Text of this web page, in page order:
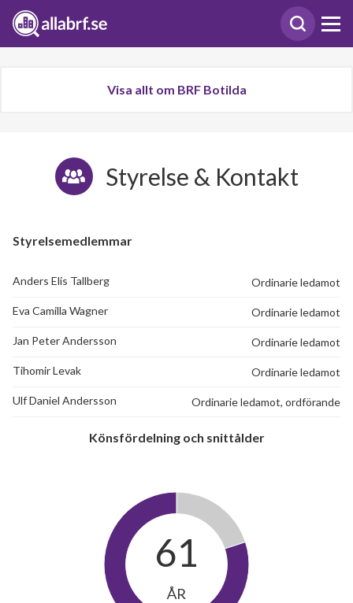
Visa allt om BRF Botilda
Styrelse & Kontakt
Styrelsemedlemmar
Anders Elis Tallberg Ordinarie ledamot
Eva Camilla Wagner Ordinarie ledamot
Jan Peter Andersson Ordinarie ledamot
Tihomir Levak Ordinarie ledamot
Ulf Daniel Andersson Ordinarie ledamot, ordförande
Könsfördelning och snittålder
61
ÅR